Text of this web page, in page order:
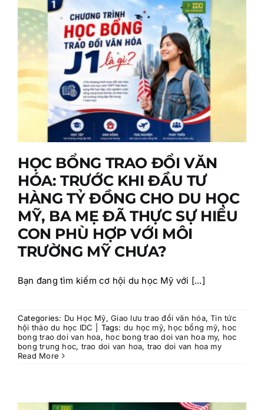
HỌC BỔNG TRAO ĐỔI VĂN
HÓA: TRƯỚC KHI ĐẦU TƯ
HÀNG TỶ ĐỒNG CHO DU HỌC
MỸ, BA MẸ ĐÃ THỰC SỰ HIỂU
CON PHÙ HỢP VỚI MÔI
TRƯỜNG MỸ CHƯA?
Bạn đang tìm kiếm cơ hội du học Mỹ với [...]
Categories: Du Học Mỹ,Giao lưu trao đổi văn hóa,Tin tức
hội thảo du học IDC
Tags: du học mỹ, học bổng mỹ, hoc
bong trao doi van hoa, hoc bong trao doi van hoa my, hoc
bong trung hoc, trao doi van hoa, trao doi van hoa my
Read More